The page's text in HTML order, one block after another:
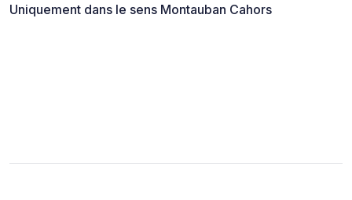
Uniquement dans le sens Montauban Cahors